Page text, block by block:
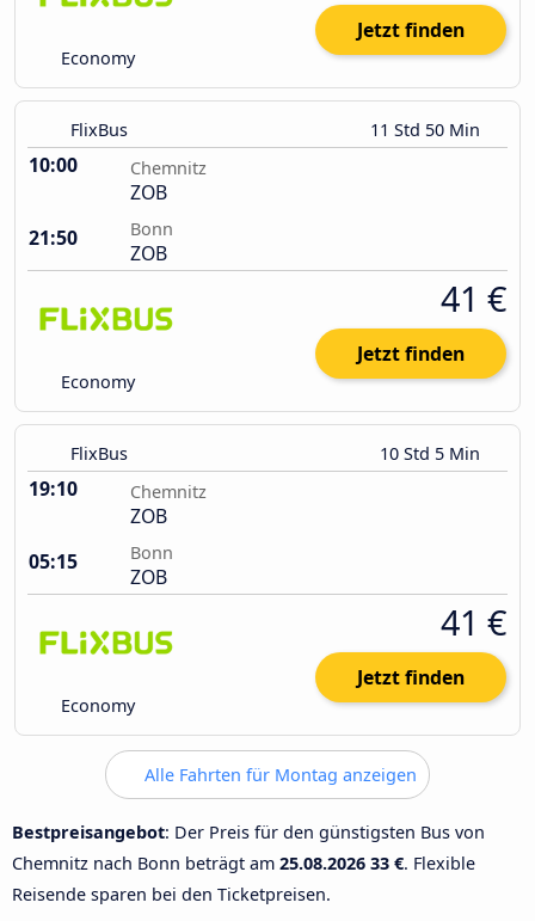
Economy
Jetzt finden
FlixBus 11 Std 50 Min
10:00 Chemnitz
ZOB
21:50
Bonn
ZOB
Economy
41 €
Jetzt finden
FlixBus 10 Std 5 Min
19:10 Chemnitz
ZOB
05:15
Bonn
ZOB
Economy
41 €
Jetzt finden
Alle Fahrten für Montag anzeigen
Bestpreisangebot: Der Preis für den günstigsten Bus von
Chemnitz nach Bonn beträgt am 25.08.2026 33 €. Flexible
Reisende sparen bei den Ticketpreisen.